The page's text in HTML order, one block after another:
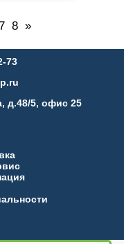
8 »
73
д.48/5, офис 25